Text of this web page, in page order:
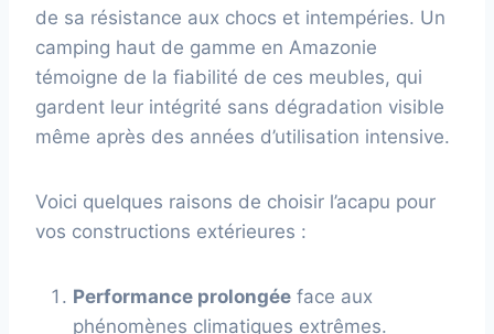
de sa résistance aux chocs et intempéries. Un
camping haut de gamme en Amazonie
témoigne de la fiabilité de ces meubles, qui
gardent leur intégrité sans dégradation visible
même après des années d’utilisation intensive.
Voici quelques raisons de choisir l’acapu pour
vos constructions extérieures :
Performance prolongée face aux
phénomènes climatiques extrêmes.